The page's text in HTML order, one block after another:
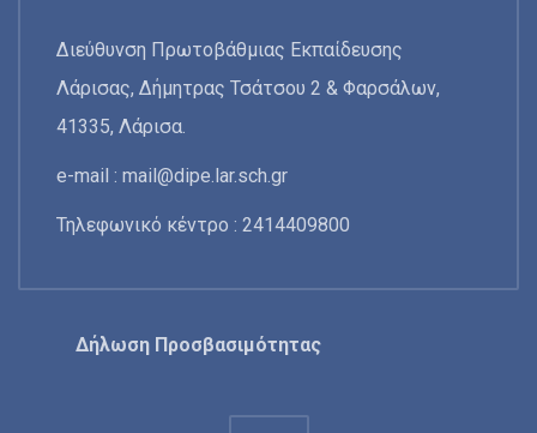
Διεύθυνση Πρωτοβάθμιας Εκπαίδευσης
Λάρισας, Δήμητρας Τσάτσου 2 & Φαρσάλων,
41335, Λάρισα.
e-mail : mail@dipe.lar.sch.gr
Τηλεφωνικό κέντρο : 2414409800
Δήλωση Προσβασιμότητας